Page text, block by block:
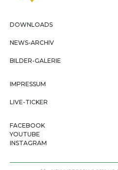
DOWNLOADS
NEWS-ARCHIV
BILDER-GALERIE
IMPRESSUM
LIVE-TICKER
FACEBOOK
YOUTUBE
INSTAGRAM